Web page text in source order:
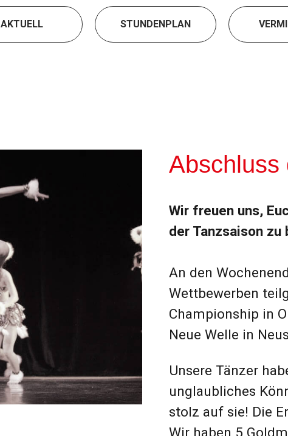
AKTUELL STUNDENPLAN
Abschluss der
Wir freuen uns, Euch von unserem
An den Wochenenden vom 27. bis
Wettbewerben teilgenommen: der
Championship in Oberhausen und dem
Neue Welle in Neustadt.
Unsere Tänzer haben auf diesen
unglaubliches Können und ihre Energie
stolz auf sie! Die Ergebnisse waren
Kostüm - Gypsy Dance. Unsere
wurde ebenfalls als beste Choreografie
Diese Erfolge sind das Ergebnis harter